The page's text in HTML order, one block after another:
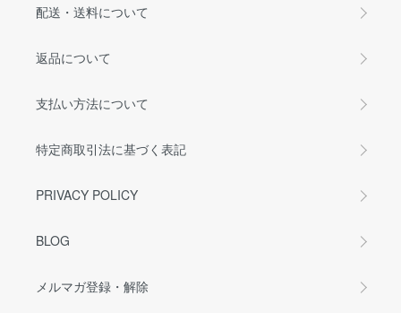
配送・送料について
返品について
支払い方法について
特定商取引法に基づく表記
PRIVACY POLICY
BLOG
メルマガ登録・解除